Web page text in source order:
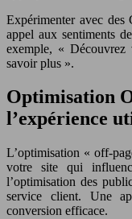
Expérimenter avec
appel aux sentiments
exemple, «
savoir plus ».
Optimisation
l’expérience
L’optimisation « off-
votre site qui
l’optimisation des
service client. Une
conversion efficace.